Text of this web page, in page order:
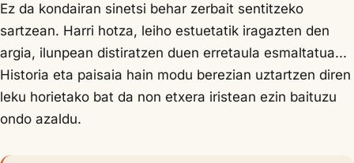
Ez da kondairan sinetsi behar zerbait sentitzeko
sartzean. Harri hotza, leiho estuetatik iragazten den
argia, ilunpean distiratzen duen erretaula esmaltatua...
Historia eta paisaia hain modu berezian uztartzen diren
leku horietako bat da non etxera iristean ezin baituzu
ondo azaldu.